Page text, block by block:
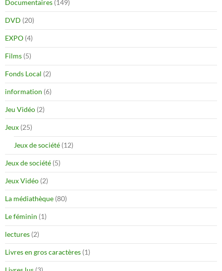
Documentaires (149)
DVD (20)
EXPO (4)
Films (5)
Fonds Local (2)
information (6)
Jeu Vidéo (2)
Jeux (25)
Jeux de société (12)
Jeux de société (5)
Jeux Vidéo (2)
La médiathèque (80)
Le féminin (1)
lectures (2)
Livres en gros caractères (1)